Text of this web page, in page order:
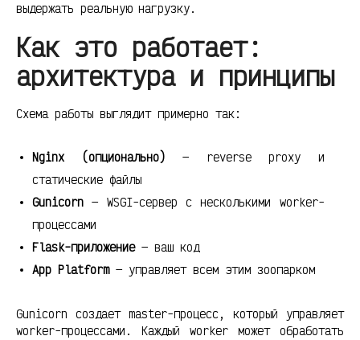
выдержать реальную нагрузку.
Как это работает:
архитектура и принципы
Схема работы выглядит примерно так:
Nginx (опционально) — reverse proxy и
статические файлы
Gunicorn — WSGI-сервер с несколькими worker-
процессами
Flask-приложение— ваш код
App Platform— управляет всем этим зоопарком
Gunicorn создает master-процесс, который управляет
worker-процессами. Каждый worker может обработать